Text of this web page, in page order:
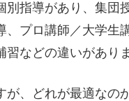
指導があり、集団
プロ講師／大学生
などの違いがありま
、どれが最適なの